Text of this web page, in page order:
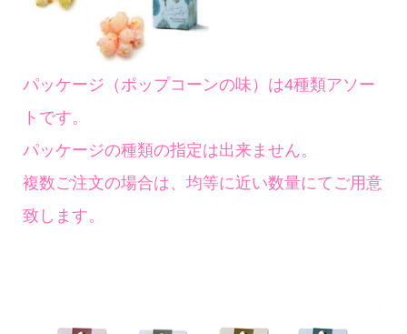
パッケージ（ポップコーンの味）は4種類アソー
トです。
パッケージの種類の指定は出来ません。
複数ご注文の場合は、均等に近い数量にてご用意
致します。